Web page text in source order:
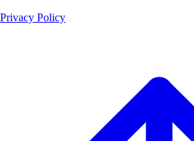
Privacy Policy